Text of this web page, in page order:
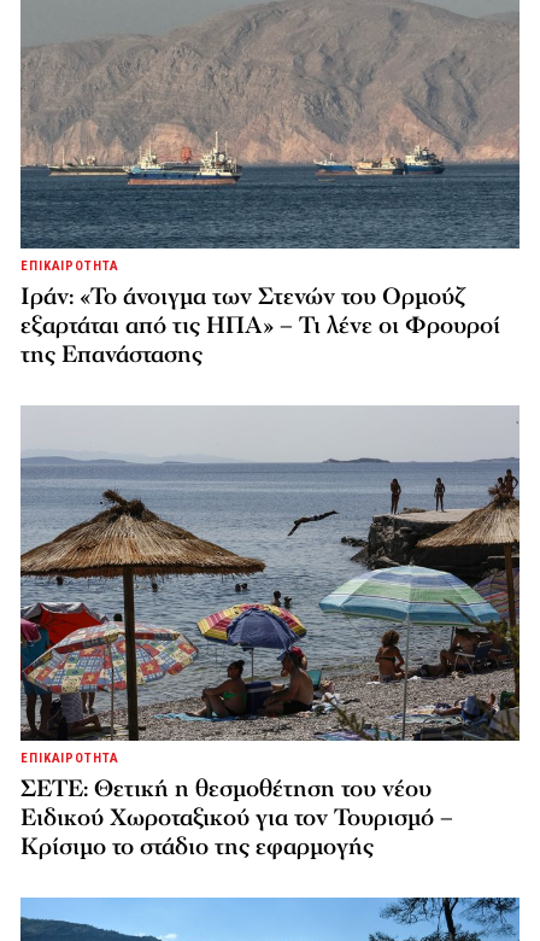
ΕΠΙΚΑΙΡΟΤΗΤΑ
Ιράν: «Το άνοιγμα των Στενών του Ορμούζ
εξαρτάται από τις ΗΠΑ» – Τι λένε οι Φρουροί
της Επανάστασης
ΕΠΙΚΑΙΡΟΤΗΤΑ
ΣΕΤΕ: Θετική η θεσμοθέτηση του νέου
Ειδικού Χωροταξικού για τον Τουρισμό –
Κρίσιμο το στάδιο της εφαρμογής